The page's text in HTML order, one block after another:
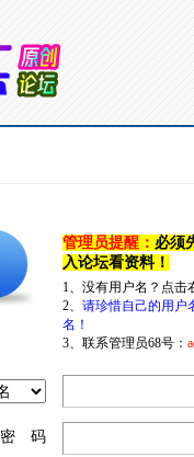
管理员提醒： 必须
入论坛看资料！
1、没有用户名？点
2、 请珍惜自己的用户
名！
3、联系管理员68号：
密 码